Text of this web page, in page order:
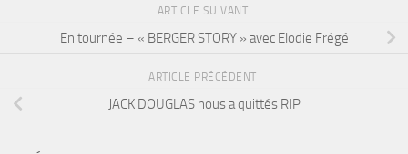
ARTICLE SUIVANT
En tournée – « BERGER STORY » avec Elodie Frégé
ARTICLE PRÉCÉDENT
JACK DOUGLAS nous a quittés RIP